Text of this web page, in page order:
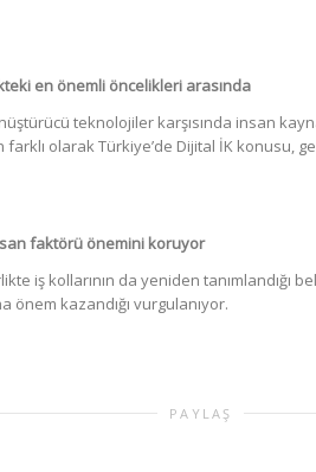
en önemli öncelikleri arasında
teknolojiler karşısında insan
olarak Türkiye’de Dijital İK konusu,
faktörü önemini koruyor
iş kollarının da yeniden tanımlandığı
kazandığı vurgulanıyor.
PAYLAŞ